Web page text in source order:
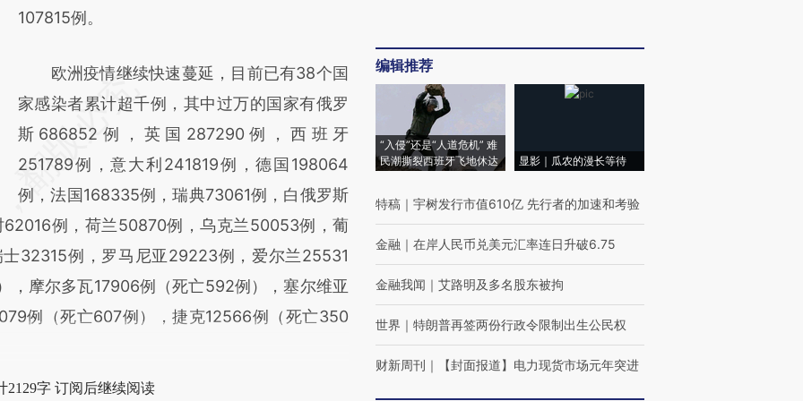
107815例。
欧洲疫情继续快速蔓延，目前已有38个国
家感染者累计超千例，其中过万的国家有俄罗
斯686852例，英国287290例，西班牙
251789例，意大利241819例，德国198064
例，法国168335例，瑞典73061例，白俄罗斯
例，荷兰50870例，乌克兰50053例，葡
32315例，罗马尼亚29223例，爱尔兰25531
，摩尔多瓦17906例（死亡592例），塞尔维亚
例（死亡607例），捷克12566例（死亡350
2129字 订阅后继续阅读
编辑推荐
“入侵”还是“人道危机” 难
民潮撕裂西班牙飞地休达
显影｜瓜农的漫长等待
特稿 ｜ 宇树发行市值610亿 先行者的加速和考验
金融 ｜ 在岸人民币兑美元汇率连日升破6.75
金融我闻 ｜ 艾路明及多名股东被拘
世界 ｜ 特朗普再签两份行政令限制出生公民权
财新周刊 ｜ 【封面报道】电力现货市场元年突进